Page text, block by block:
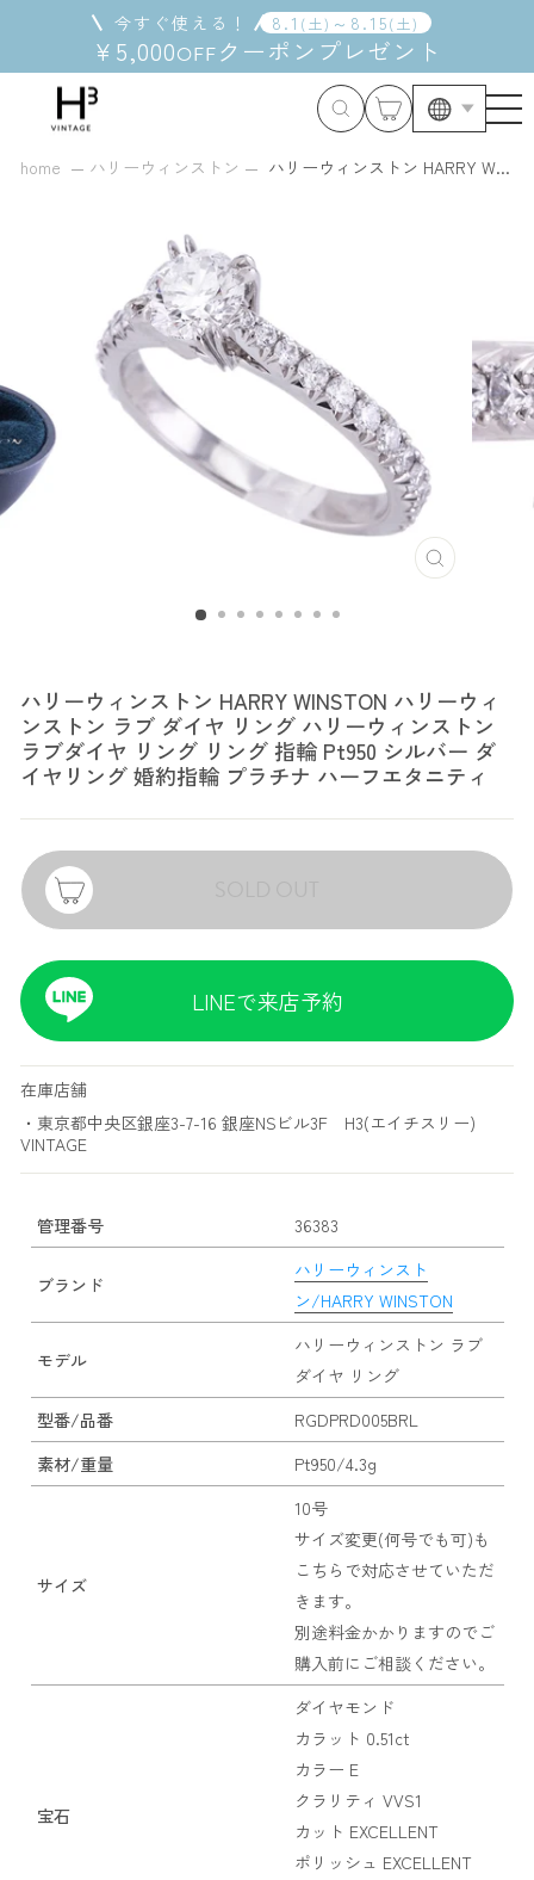
今すぐ使える！ 8 . 1 ( 土) ～ 8 . 15( 土)
¥5,000OFFクーポン プレゼント
home ハリーウィンストン ハリーウィンストン HARRY W...
ハリーウィンストン HARRY WINSTON ハリーウィ
ンストン ラブ ダイヤ リング ハリーウィンストン
ラブダイヤ リング リング 指輪 Pt950 シルバー ダ
イヤリング 婚約指輪 プラチナ ハーフエタニティ
LINEで来店予約
在庫店舗
・東京都中央区銀座3-7-16 銀座NSビル3F H3(エイチスリー)
VINTAGE
管理番号 36383
ブランド
ハリーウィンスト
ン/HARRY WINSTON
モデル
ハリーウィンストン ラブ
ダイヤ リング
型番/品番
RGDPRD005BRL
素材/重量
Pt950/4.3g
サイズ
10号
サイズ変更(何号でも可)も
こちらで対応させていただ
きます。
別途料金かかりますのでご
購入前にご相談ください。
宝石
ダイヤモンド
カラット 0.51ct
カラー E
クラリティ VVS1
カット EXCELLENT
ポリッシュ EXCELLENT